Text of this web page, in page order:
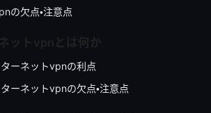
の欠点・注意点
ーネットvpnの利点
ーネットvpnの欠点・注意点